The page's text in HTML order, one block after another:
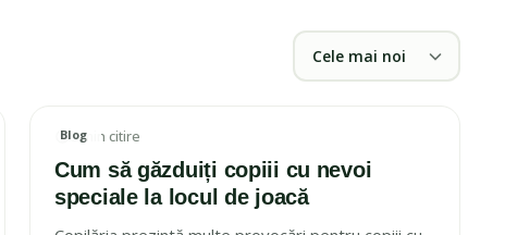
Ordonează articolele
IMAGINE ARTICOL
Blog
Cum să găzduiți copiii cu nevoi
speciale la locul de joacă
3 min citire